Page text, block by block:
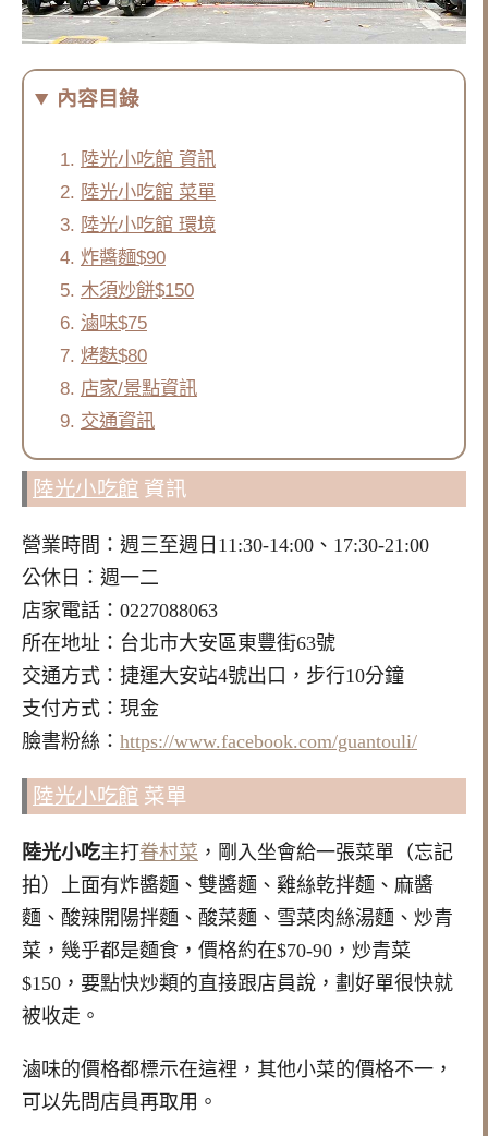
內容目錄
陸光小吃館 資訊
陸光小吃館 菜單
陸光小吃館 環境
炸醬麵$90
木須炒餅$150
滷味$75
烤麩$80
店家/景點資訊
交通資訊
陸光小吃館 資訊
營業時間：週三至週日11:30-14:00、17:30-21:00
公休日：週一二
店家電話：0227088063
所在地址：台北市大安區東豐街63號
交通方式：捷運大安站4號出口，步行10分鐘
支付方式：現金
臉書粉絲： https://www.facebook.com/guantouli/
陸光小吃館 菜單
陸光小吃主打眷村菜 ，剛入坐會給一張菜單（忘記
拍）上面有炸醬麵、雙醬麵、雞絲乾拌麵、麻醬
麵、酸辣開陽拌麵、酸菜麵、雪菜肉絲湯麵、炒青
菜，幾乎都是麵食，價格約在$70-90，炒青菜
$150，要點快炒類的直接跟店員說，劃好單很快就
被收走。
滷味的價格都標示在這裡，其他小菜的價格不一，
可以先問店員再取用。